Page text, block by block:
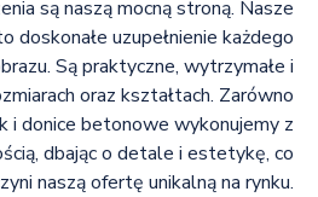
są naszą mocną stroną. Nasze
doskonałe uzupełnienie każdego
Są praktyczne, wytrzymałe i
oraz kształtach. Zarówno
i donice betonowe wykonujemy z
dbając o detale i estetykę, co
naszą ofertę unikalną na rynku.